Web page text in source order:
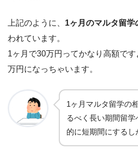
上記のように、 1ヶ月のマルタ留学
われています。
1ヶ月で30万円ってかなり高額で
万円になっちゃいます。
1ヶ月マルタ留学の
るべく長い期間留
的に短期間にするし